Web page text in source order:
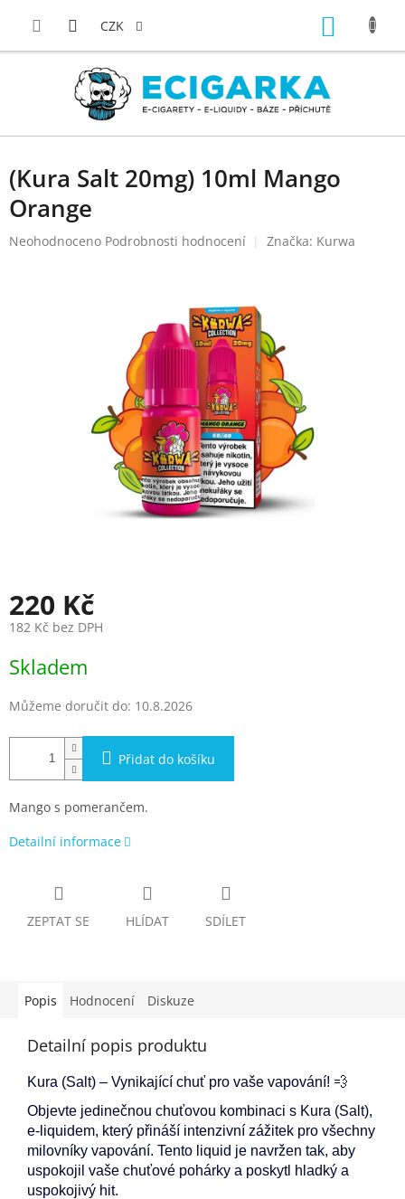
CZK
(Kura Salt 20mg) 10ml Mango
Orange
Průměrné
Neohodnoceno Podrobnosti hodnocení Značka: Kurwa
220 Kč
182 Kč bez DPH
cena:
Skladem
Můžeme doručit do: 10.8.2026
Přidat do košíku
Mango s pomerančem.
Detailní informace
ZEPTAT SE HLÍDAT SDÍLET
Popis Hodnocení Diskuze
Detailní popis produktu
Kura (Salt) – Vynikající chuť pro vaše vapování! 💨
Objevte jedinečnou chuťovou kombinaci s Kura (Salt),
e-liquidem, který přináší intenzivní zážitek pro všechny
milovníky vapování. Tento liquid je navržen tak, aby
uspokojil vaše chuťové pohárky a poskytl hladký a
uspokojivý hit.